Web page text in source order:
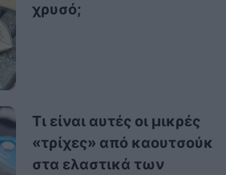
χρυσό;
Τι είναι αυτές οι μικρές
«τρίχες» από καουτσούκ
στα ελαστικά των